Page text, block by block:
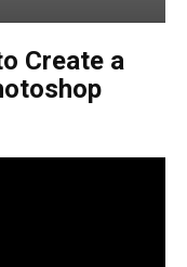
Create a